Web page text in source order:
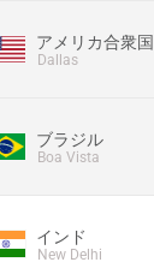
アメリカ合衆国
Dallas
ブラジル
Boa Vista
インド
New Delhi